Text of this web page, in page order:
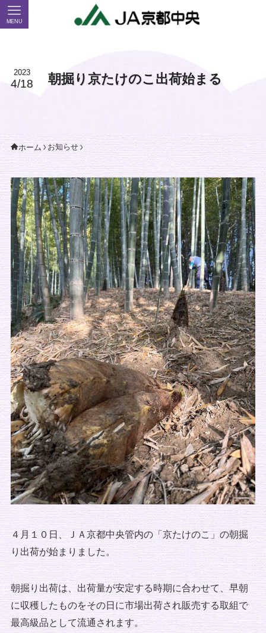
MENU
朝掘り京たけのこ出荷始まる
2023
4/18
ホーム お知らせ
４月１０日、ＪＡ京都中央管内の「京たけのこ」の朝掘
り出荷が始まりました。
朝掘り出荷は、出荷量が安定する時期に合わせて、早朝
に収穫したものをその日に市場出荷され販売する取組で
最高級品として流通されます。